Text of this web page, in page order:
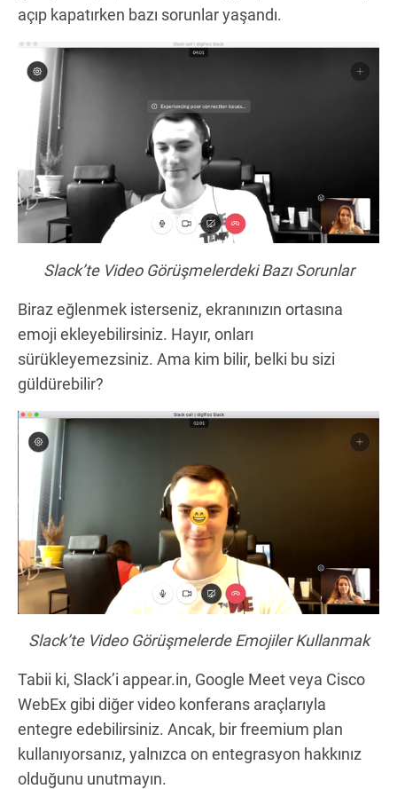
açıp kapatırken bazı sorunlar yaşandı.
Slack’te Video Görüşmelerdeki Bazı Sorunlar
Biraz eğlenmek isterseniz, ekranınızın ortasına
emoji ekleyebilirsiniz. Hayır, onları
sürükleyemezsiniz. Ama kim bilir, belki bu sizi
güldürebilir?
Slack’te Video Görüşmelerde Emojiler Kullanmak
Tabii ki, Slack’i appear.in, Google Meet veya Cisco
WebEx gibi diğer video konferans araçlarıyla
entegre edebilirsiniz. Ancak, bir freemium plan
kullanıyorsanız, yalnızca on entegrasyon hakkınız
olduğunu unutmayın.